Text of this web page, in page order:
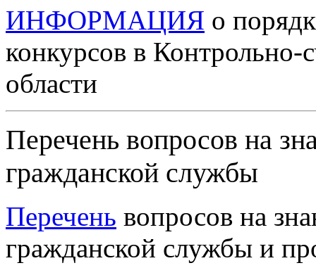
ИНФОРМАЦИЯ о
конкурсов в Контрольно-
области
Перечень вопросов на
гражданской службы
Перечень вопросов на
гражданской службы и